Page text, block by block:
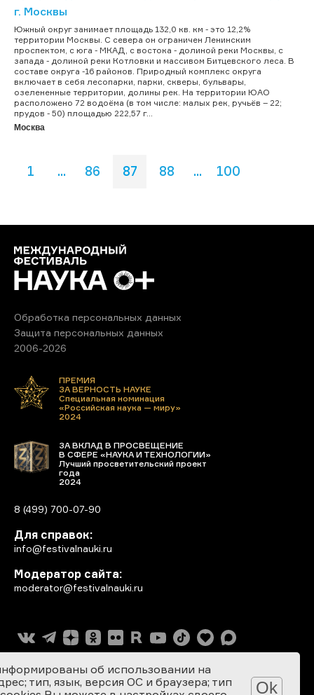
г. Москвы
Южный округ занимает площадь 132,0 кв. км - это 12,2%
территории Москвы. С севера он ограничен Ленинским
проспектом, с юга - МКАД, с востока - долиной реки Москвы, с
запада - долиной реки Котловки и массивом Битцевского леса. В
составе округа -16 районов. Природный комплекс округа
включает в себя лесопарки, парки, скверы, бульвары,
озелененные территории, долины рек. На территории ЮАО
расположено 72 водоёма (в том числе: малых рек, ручьёв – 22;
прудов - 50) площадью 222,57 г...
Москва
1 ... 86 87 88 ... 100
Обработка персональных данных
Защита персональных данных
2006-2026
ПРЕМИЯ
ЗА ВЕРНОСТЬ НАУКЕ
Специальная номинация
«Российская наука — миру»
2024
ЗА ВКЛАД В ПРОСВЕЩЕНИЕ
В СФЕРЕ «НАУКА И ТЕХНОЛОГИИ»
Лучший просветительский проект
года
2024
8 (499) 700-07-90
Для справок:
info@festivalnauki.ru
Модератор сайта:
moderator@festivalnauki.ru
об использовании на
тип, язык, версия ОС и браузера; тип
Ok